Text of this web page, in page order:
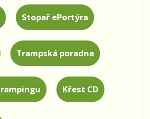
Stopař ePortýra
Trampská poradna
Křest CD